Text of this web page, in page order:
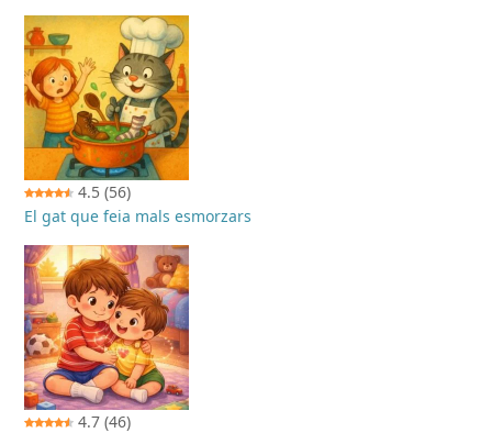
4.5 (56)
El gat que feia mals esmorzars
4.7 (46)